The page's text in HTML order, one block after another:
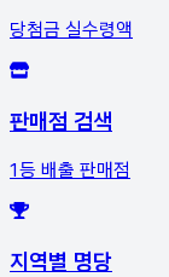
당첨금 실수령액
판매점 검색
1등 배출 판매점
지역별 명당